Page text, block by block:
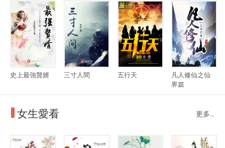
史上最強贅婿 三寸人間 五行天
凡人修仙之仙
界篇
女生愛看 更多..